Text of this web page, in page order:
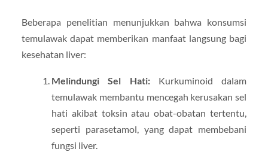
Beberapa penelitian menunjukkan bahwa konsumsi
temulawak dapat memberikan manfaat langsung bagi
kesehatan liver:
Melindungi Sel Hati:Kurkuminoid dalam
temulawak membantu mencegah kerusakan sel
hati akibat toksin atau obat-obatan tertentu,
seperti parasetamol, yang dapat membebani
fungsi liver.